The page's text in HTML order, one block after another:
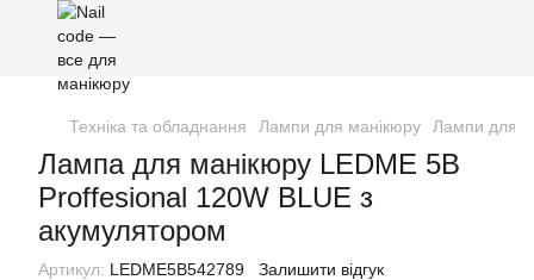
Техніка та обладнання Лампи для манікюру Лампи для
Лампа для манікюру LEDME 5B
Proffesional 120W BLUE з
акумулятором
Артикул: LEDME5B542789 Залишити відгук